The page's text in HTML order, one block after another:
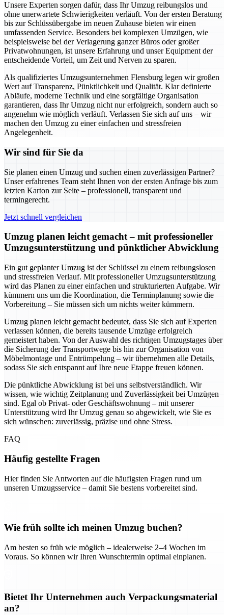
Unsere Experten sorgen dafür, dass Ihr Umzug reibungslos und
ohne unerwartete Schwierigkeiten verläuft. Von der ersten Beratung
bis zur Schlüssübergabe im neuen Zuhause bieten wir einen
umfassenden Service. Besonders bei komplexen Umzügen, wie
beispielsweise bei der Verlagerung ganzer Büros oder großer
Privatwohnungen, ist unsere Erfahrung und unser Equipment der
entscheidende Vorteil, um Zeit und Nerven zu sparen.
Als qualifiziertes Umzugsunternehmen Flensburg legen wir großen
Wert auf Transparenz, Pünktlichkeit und Qualität. Klar definierte
Abläufe, moderne Technik und eine sorgfältige Organisation
garantieren, dass Ihr Umzug nicht nur erfolgreich, sondern auch so
angenehm wie möglich verläuft. Verlassen Sie sich auf uns – wir
machen den Umzug zu einer einfachen und stressfreien
Angelegenheit.
Wir sind für Sie da
Sie planen einen Umzug und suchen einen zuverlässigen Partner?
Unser erfahrenes Team steht Ihnen von der ersten Anfrage bis zum
letzten Karton zur Seite – professionell, transparent und
termingerecht.
Jetzt schnell vergleichen
Umzug planen leicht gemacht – mit professioneller
Umzugsunterstützung und pünktlicher Abwicklung
Ein gut geplanter Umzug ist der Schlüssel zu einem reibungslosen
und stressfreien Verlauf. Mit professioneller Umzugsunterstützung
wird das Planen zu einer einfachen und strukturierten Aufgabe. Wir
kümmern uns um die Koordination, die Terminplanung sowie die
Vorbereitung – Sie müssen sich um nichts weiter kümmern.
Umzug planen leicht gemacht bedeutet, dass Sie sich auf Experten
verlassen können, die bereits tausende Umzüge erfolgreich
gemeistert haben. Von der Auswahl des richtigen Umzugstages über
die Sicherung der Transportwege bis hin zur Organisation von
Möbelmontage und Entrümpelung – wir übernehmen alle Details,
sodass Sie sich entspannt auf Ihre neue Etappe freuen können.
Die pünktliche Abwicklung ist bei uns selbstverständlich. Wir
wissen, wie wichtig Zeitplanung und Zuverlässigkeit bei Umzügen
sind. Egal ob Privat- oder Geschäftswohnung – mit unserer
Unterstützung wird Ihr Umzug genau so abgewickelt, wie Sie es
sich wünschen: zuverlässig, präzise und ohne Stress.
FAQ
Häufig gestellte Fragen
Hier finden Sie Antworten auf die häufigsten Fragen rund um
unseren Umzugsservice – damit Sie bestens vorbereitet sind.
Wie früh sollte ich meinen Umzug buchen?
Am besten so früh wie möglich – idealerweise 2–4 Wochen im
Voraus. So können wir Ihren Wunschtermin optimal einplanen.
Bietet Ihr Unternehmen auch Verpackungsmaterial
an?